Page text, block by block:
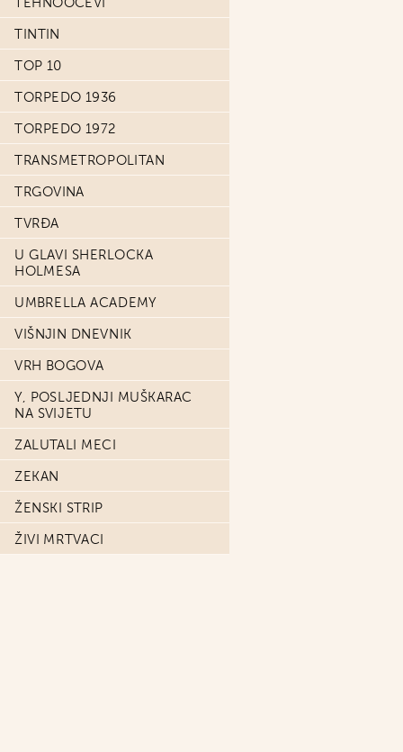
TINTIN
TOP 10
TORPEDO 1936
TORPEDO 1972
TRANSMETROPOLITAN
TRGOVINA
TVRĐA
U GLAVI SHERLOCKA
HOLMESA
UMBRELLA ACADEMY
VIŠNJIN DNEVNIK
VRH BOGOVA
Y, POSLJEDNJI MUŠKARAC
NA SVIJETU
ZALUTALI MECI
ZEKAN
ŽENSKI STRIP
ŽIVI MRTVACI